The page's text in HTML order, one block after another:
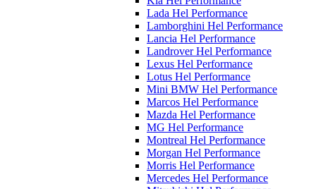
Lada Hel Performance
Lamborghini Hel Performance
Lancia Hel Performance
Landrover Hel Performance
Lexus Hel Performance
Lotus Hel Performance
Mini BMW Hel Performance
Marcos Hel Performance
Mazda Hel Performance
MG Hel Performance
Montreal Hel Performance
Morgan Hel Performance
Morris Hel Performance
Mercedes Hel Performance